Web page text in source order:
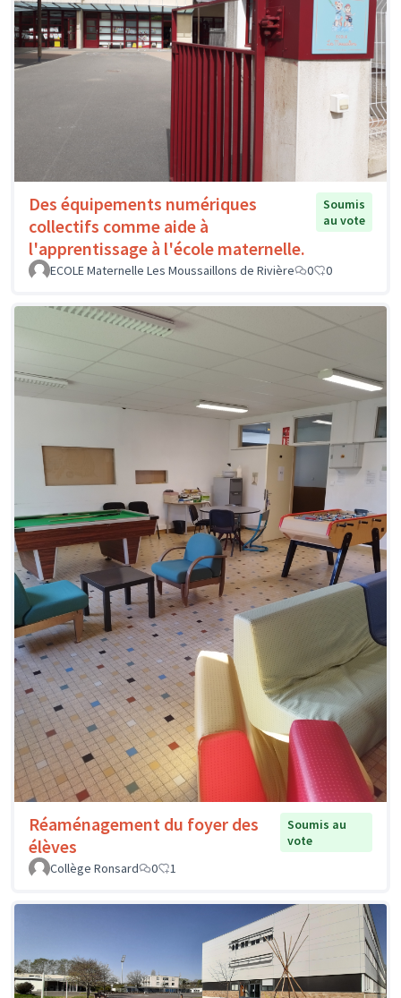
Des équipements numériques
collectifs comme aide à
l'apprentissage à l'école maternelle.
Soumis
au vote
ECOLE Maternelle Les Moussaillons de Rivière 0 0
Réaménagement du foyer des
élèves
Soumis au
vote
Collège Ronsard
0 1